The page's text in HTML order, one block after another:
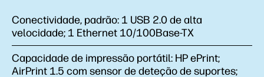
Conectividade, padrão: 1 USB 2.0 de alta
velocidade; 1 Ethernet 10/100Base-TX
Capacidade de impressão portátil: HP ePrint;
AirPrint 1.5 com sensor de deteção de suportes;